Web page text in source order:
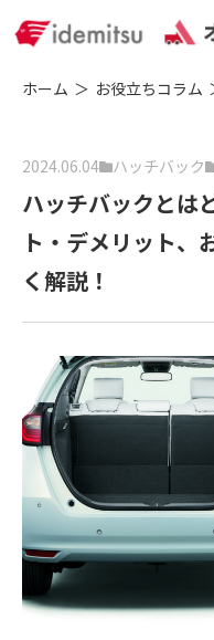
ホーム お役立ちコラム
2024.06.04 ハッチバック
ハッチバックとは
ト・デメリット、
く解説！